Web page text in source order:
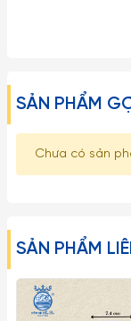
các sản phẩm
– Với tất cả mọi
sáng bóng như
bằng thép không
trong bình.
SẢN PHẨM
Chưa có sản
SẢN PHẨM